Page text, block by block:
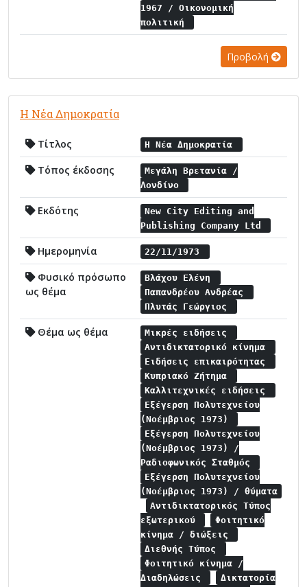
1967 / Οικονομική
πολιτική
Προβολή
Η Νέα Δημοκρατία
Τίτλος Η Νέα Δημοκρατία
Τόπος έκδοσης
Μεγάλη Βρετανία /
Λονδίνο
Εκδότης
New City Editing and
Publishing Company Ltd
Ημερομηνία 22/11/1973
Φυσικό πρόσωπο
ως θέμα
Βλάχου Ελένη
Παπανδρέου Ανδρέας
Πλυτάς Γεώργιος
Θέμα ως θέμα
Μικρές ειδήσεις
Αντιδικτατορικό κίνημα
Ειδήσεις επικαιρότητας
Κυπριακό Ζήτημα
Καλλιτεχνικές ειδήσεις
Εξέγερση Πολυτεχνείου
(Νοέμβριος 1973)
Εξέγερση Πολυτεχνείου
(Νοέμβριος 1973) /
Ραδιοφωνικός Σταθμός
Εξέγερση Πολυτεχνείου
(Νοέμβριος 1973) / θύματα
Αντιδικτατορικός Τύπος
εξωτερικού
Φοιτητικό
κίνημα / διώξεις
Διεθνής Τύπος
Φοιτητικό κίνημα /
Διαδηλώσεις
Δικτατορία